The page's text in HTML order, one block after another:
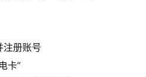
注册账号
卡”